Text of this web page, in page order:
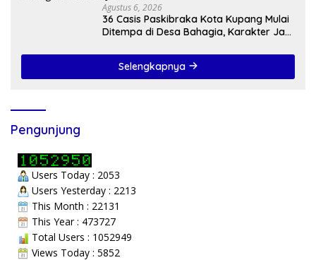
Agustus 6, 2026
36 Casis Paskibraka Kota Kupang Mulai
Ditempa di Desa Bahagia, Karakter Jadi
Selengkapnya
Pengunjung
Users Today : 2053
Users Yesterday : 2213
This Month : 22131
This Year : 473727
Total Users : 1052949
Views Today : 5852